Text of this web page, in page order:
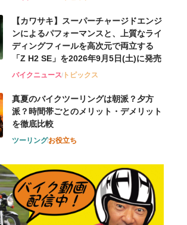
【カワサキ】スーパーチャージドエンジ
ンによるパフォーマンスと、上質なライ
ディングフィールを高次元で両立する
「Z H2 SE」を2026年9月5日(土)に発売
バイクニューストピックス
真夏のバイクツーリングは朝派？夕方
派？時間帯ごとのメリット・デメリット
を徹底比較
ツーリングお役立ち